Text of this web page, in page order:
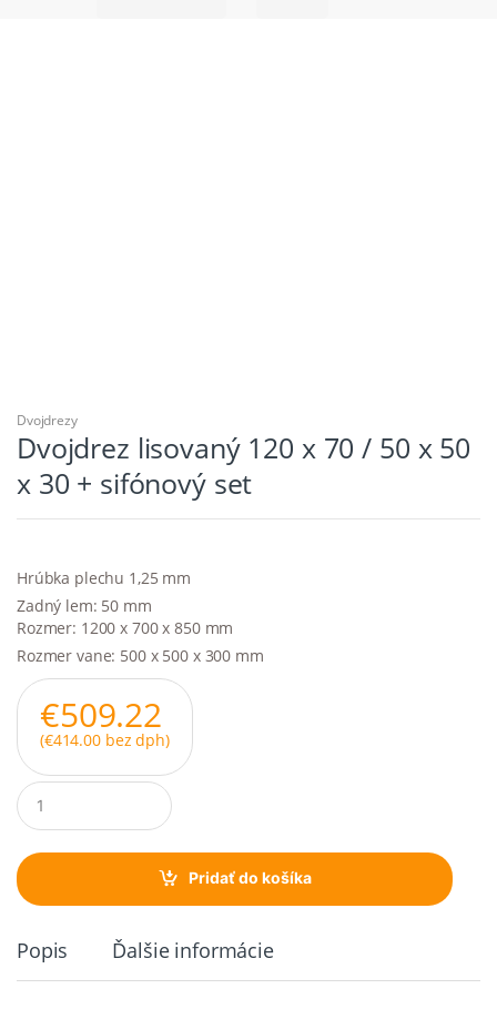
Dvojdrezy
Dvojdrez lisovaný 120 x 70 / 50 x 50
x 30 + sifónový set
Hrúbka plechu 1,25 mm
Zadný lem: 50 mm
Rozmer: 1200 x 700 x 850 mm
Rozmer vane: 500 x 500 x 300 mm
€509.22
(€414.00bez dph)
Q
u
a
t
i
Pridať do košíka
Popis Ďalšie informácie